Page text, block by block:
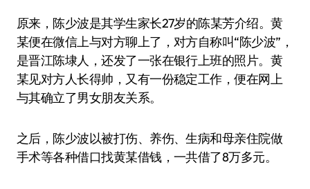
原来，陈少波是其学生家长27岁的陈某芳介绍。黄
某便在微信上与对方聊上了，对方自称叫“陈少波”，
是晋江陈埭人，还发了一张在银行上班的照片。黄
某见对方人长得帅，又有一份稳定工作，便在网上
与其确立了男女朋友关系。
之后，陈少波以被打伤、养伤、生病和母亲住院做
手术等各种借口找黄某借钱，一共借了8万多元。